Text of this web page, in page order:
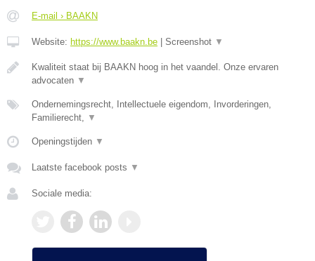
E-mail › BAAKN
Website: https://www.baakn.be Screenshot ▼
Kwaliteit staat bij BAAKN hoog in het vaandel. Onze ervaren
advocaten ▼
Ondernemingsrecht, Intellectuele eigendom, Invorderingen,
Familierecht,
▼
Openingstijden ▼
Laatste facebook posts ▼
Sociale media: